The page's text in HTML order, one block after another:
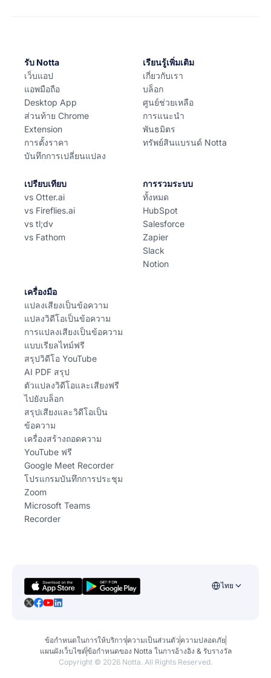
รับ Notta
เว็บแอป
แอพมือถือ
Desktop App
ส่วนท้าย Chrome
Extension
การตั้งราคา
บันทึกการเปลี่ยนแปลง
เรียนรู้เพิ่มเติม
เกี่ยวกับเรา
บล็อก
ศูนย์ช่วยเหลือ
การแนะนำ
พันธมิตร
ทรัพย์สินแบรนด์ Notta
เปรียบเทียบ
vs Otter.ai
vs Fireflies.ai
vs tl;dv
vs Fathom
การรวมระบบ
ทั้งหมด
HubSpot
Salesforce
Zapier
Slack
Notion
เครื่องมือ
แปลงเสียงเป็นข้อความ
แปลงวิดีโอเป็นข้อความ
การแปลงเสียงเป็นข้อความ
แบบเรียลไทม์ฟรี
สรุปวิดีโอ YouTube
AI PDF สรุป
ตัวแปลงวิดีโอและเสียงฟรี
ไปยังบล็อก
สรุปเสียงและวิดีโอเป็น
ข้อความ
เครื่องสร้างถอดความ
YouTube ฟรี
Google Meet Recorder
โปรแกรมบันทึกการประชุม
Zoom
Microsoft Teams
Recorder
ไทย
ข้อกำหนดในการให้บริการความเป็นส่วนตัว ความปลอดภัย
แผนผังเว็บไซต์ข้อกำหนดของ Notta ในการอ้างอิง & รับรางวัล
Copyright © 2026 Notta. All Rights Reserved.